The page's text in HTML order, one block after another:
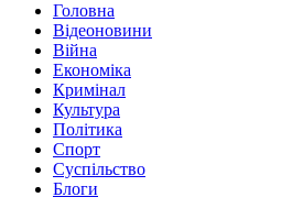
Головна
Відеоновини
Війна
Економіка
Кримінал
Культура
Політика
Спорт
Суспільство
Блоги